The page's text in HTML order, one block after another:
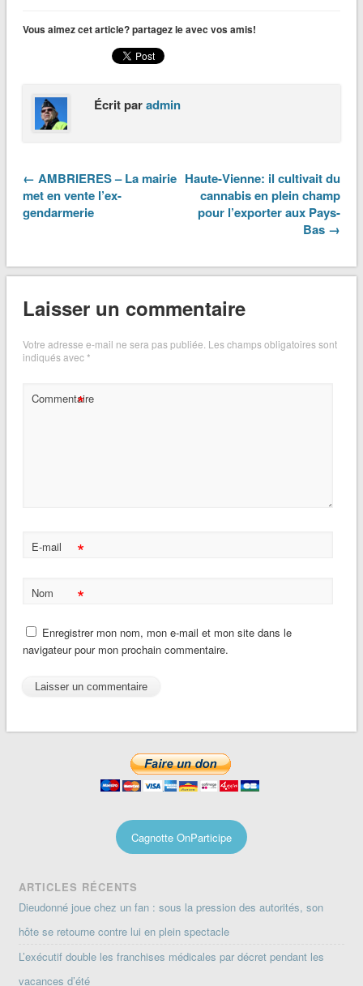
Vous aimez cet article? partagez le avec vos amis!
Écrit paradmin
← AMBRIERES – La mairie
met en vente l’ex-
gendarmerie
Haute-Vienne: il cultivait du
cannabis en plein champ
pour l’exporter aux Pays-
Bas →
Laisser un commentaire
Votre adresse e-mail ne sera pas publiée. Les champs obligatoires sont
indiqués avec*
Commentaire
*
E-mail *
Nom *
Enregistrer mon nom, mon e-mail et mon site dans le
navigateur pour mon prochain commentaire.
Cagnotte OnParticipe
ARTICLES RÉCENTS
Dieudonné joue chez un fan : sous la pression des autorités, son
hôte se retourne contre lui en plein spectacle
L’exécutif double les franchises médicales par décret pendant les
vacances d’été